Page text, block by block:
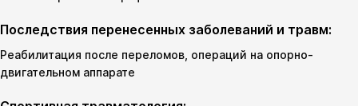
Последствия перенесенных заболеваний и травм:
Реабилитация после переломов, операций на опорно-
двигательном аппарате